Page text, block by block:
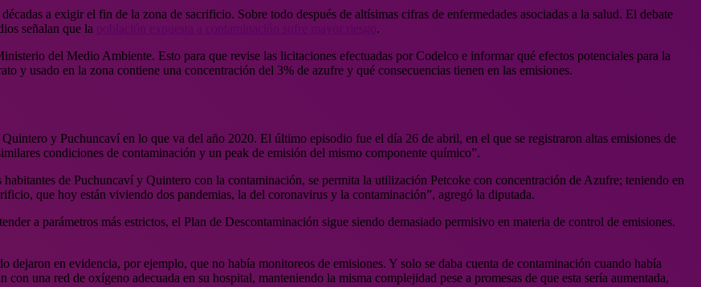
a exigir el fin de la zona de sacrificio. Sobre todo después de altísimas cifras de enfermedades asociadas a la salud. El debate
señalan que la
.
del Medio Ambiente. Esto para que revise las licitaciones efectuadas por Codelco e informar qué efectos potenciales para la
y usado en la zona contiene una concentración del 3% de azufre y qué consecuencias tienen en las emisiones.
y Puchuncaví en lo que va del año 2020. El último episodio fue el día 26 de abril, en el que se registraron altas emisiones de
condiciones de contaminación y un peak de emisión del mismo componente químico”.
de Puchuncaví y Quintero con la contaminación, se permita la utilización Petcoke con concentración de Azufre; teniendo en
que hoy están viviendo dos pandemias, la del coronavirus y la contaminación”, agregó la diputada.
a parámetros más estrictos, el Plan de Descontaminación sigue siendo demasiado permisivo en materia de control de emisiones.
dejaron en evidencia, por ejemplo, que no había monitoreos de emisiones. Y solo se daba cuenta de contaminación cuando había
una red de oxígeno adecuada en su hospital, manteniendo la misma complejidad pese a promesas de que esta sería aumentada,